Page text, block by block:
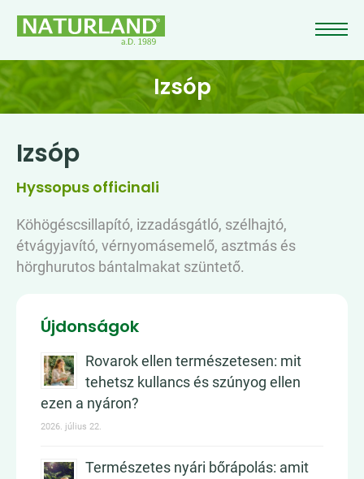
Izsóp
Izsóp
Hyssopus officinali
Köhögéscsillapító, izzadásgátló, szélhajtó,
étvágyjavító, vérnyomásemelő, asztmás és
hörghurutos bántalmakat szüntető.
Újdonságok
Rovarok ellen természetesen: mit
tehetsz kullancs és szúnyog ellen
ezen a nyáron?
2026. július 22.
Természetes nyári bőrápolás: amit